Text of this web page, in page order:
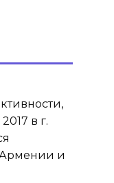
в г.
Армении и